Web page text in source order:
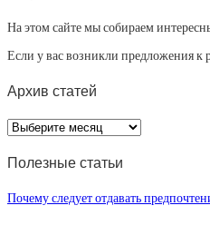
На этом сайте мы собираем
Если у вас возникли предложения к
Архив статей
Архив
статей
Полезные статьи
Почему следует отдавать